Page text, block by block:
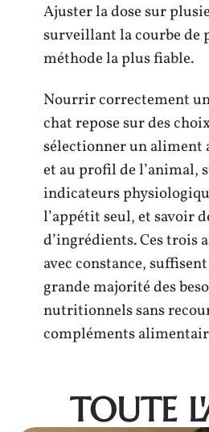
Ajuster la dose sur
surveillant la courbe de
méthode la plus fiable.
Nourrir correctement
chat repose sur des
sélectionner un aliment
et au profil de l’animal,
indicateurs
l’appétit seul, et savoir
d’ingrédients. Ces trois
avec constance,
grande majorité des
nutritionnels sans
compléments
TOUTE